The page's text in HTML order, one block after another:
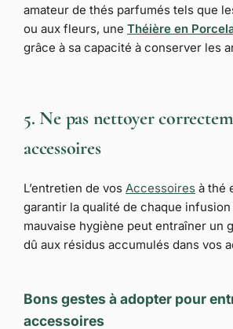
amateur de thés parfumés tels que
ou aux fleurs, une Théière en
grâce à sa capacité à conserver les
5. Ne pas nettoyer
accessoires
L’entretien de vos Accessoires à thé
garantir la qualité de chaque
mauvaise hygiène peut entraîner un
dû aux résidus accumulés dans vos
Bons gestes à adopter pour
accessoires